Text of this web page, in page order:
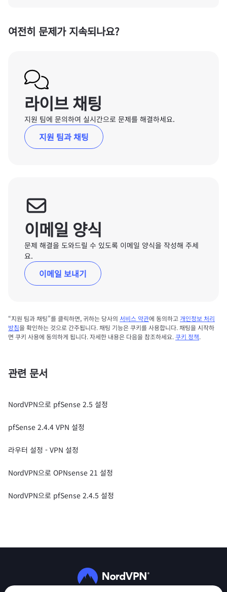
여전히 문제가 지속되나요?
라이브 채팅
지원 팀에 문의하여 실시간으로 문제를 해결하세요.
지원 팀과 채팅
이메일 양식
문제 해결을 도와드릴 수 있도록 이메일 양식을 작성해 주세
요.
이메일 보내기
“지원 팀과 채팅”를 클릭하면, 귀하는 당사의 서비스 약관에 동의하고 개인정보 처리
방침을 확인하는 것으로 간주됩니다. 채팅 기능은 쿠키를 사용합니다. 채팅을 시작하
면 쿠키 사용에 동의하게 됩니다. 자세한 내용은 다음을 참조하세요.쿠키 정책.
관련 문서
NordVPN으로 pfSense 2.5 설정
pfSense 2.4.4 VPN 설정
라우터 설정 - VPN 설정
NordVPN으로 OPNsense 21 설정
NordVPN으로 pfSense 2.4.5 설정